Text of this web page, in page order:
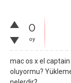
0
oy
mac os x el
oluyormu?